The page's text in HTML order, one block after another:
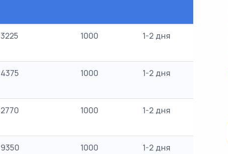
3225 1000 1-2 дня
4375 1000 1-2 дня
2770 1000 1-2 дня
9350 1000 1-2 дня